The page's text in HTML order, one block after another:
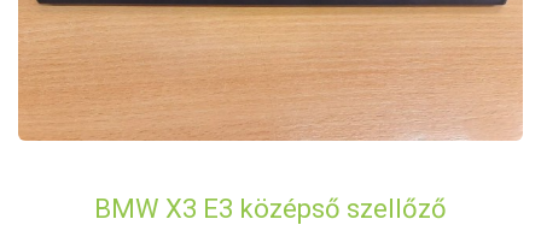
BMW X3 E3 középső szellőző